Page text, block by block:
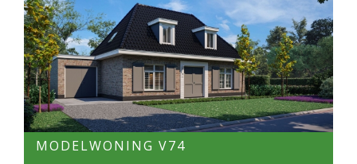
MODELWONING V74